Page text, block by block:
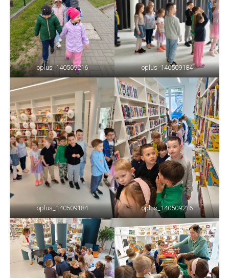
oplus_140509216 oplus_140509184
oplus_140509184 oplus_140509216